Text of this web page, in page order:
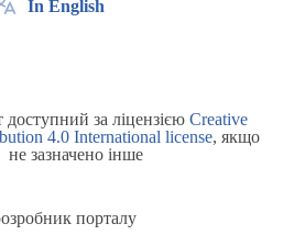
In English
доступний за ліцензією Creative
4.0 International license, якщо
не зазначено інше
порталу